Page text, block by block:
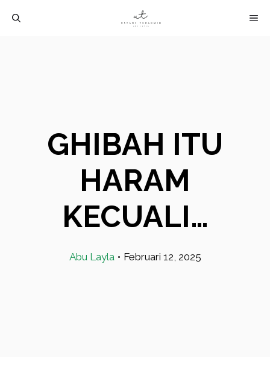
GHIBAH ITU
HARAM
KECUALI…
Abu Layla • Februari 12, 2025